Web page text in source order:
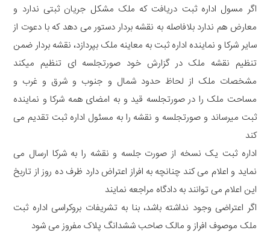
اگر مسول اداره ثبت دریافت که ملک مشکل جریان ثبتی ندارد و
معارض هم ندارد بلافاصله به نقشه بردار دستور می دهد که با دعوت از
سایر شرکا و نماینده اداره ثبت به معاینه ملک بپردازد، نقشه بردار ضمن
تنظیم نقشه ملک در گزارش خود صورتجلسه ای تنظیم میکند
مشخصات ملک از لحاظ حدود شمال و جنوب و شرق و غرب و
مساحت ملک را در صورتجلسه قید و به امضای همه شرکا و نماینده
ثبت میرساند و صورتجلسه و نقشه را به مسئول اداره ثبت تقدیم می
کند
اداره ثبت یک نسخه از صورت جلسه و نقشه را به شرکا ارسال می
نماید و اعلام می کند چنانچه به افراز اعتراض دارد ظرف ده روز از تاربخ
این اعلام می توانند به دادگاه مراجعه نمایند
اگر اعتراضی وجود نداشته باشد، بنا به تشریفات بروکراسی اداره ثبت
ملک موصوف افراز و مالک صاحب ششدانگ پلاک مفروز می شود